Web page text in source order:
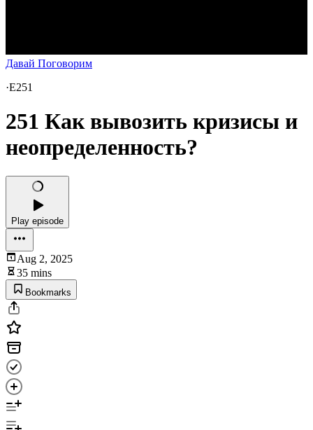
Давай Поговорим
·E251
251 Как вывозить кризисы и
неопределенность?
Play episode
Aug 2, 2025
35 mins
Bookmarks